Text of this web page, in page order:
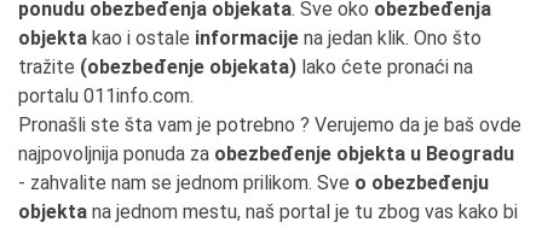
ponudu obezbeđenja objekata. Sve oko obezbeđenja
objekta kao i ostale informacije na jedan klik. Ono što
tražite (obezbeđenje objekata) lako ćete pronaći na
portalu 011info.com.
Pronašli ste šta vam je potrebno ? Verujemo da je baš ovde
najpovoljnija ponuda za obezbeđenje objekta u Beogradu
- zahvalite nam se jednom prilikom. Sve o obezbeđenju
objekta na jednom mestu, naš portal je tu zbog vas kako bi